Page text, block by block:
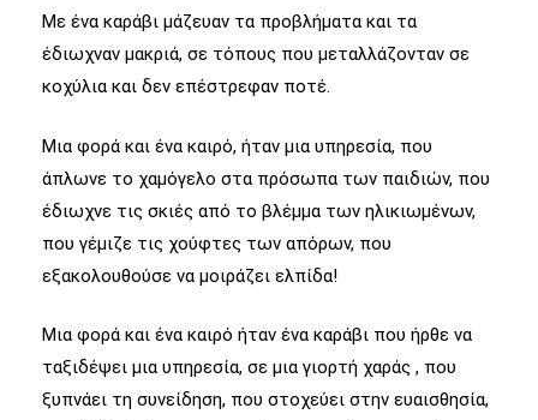
Με ένα καράβι μάζευαν τα προβλήματα και τα
έδιωχναν μακριά, σε τόπους που μεταλλάζονταν σε
κοχύλια και δεν επέστρεφαν ποτέ.
Μια φορά και ένα καιρό, ήταν μια υπηρεσία, που
άπλωνε το χαμόγελο στα πρόσωπα των παιδιών, που
έδιωχνε τις σκιές από το βλέμμα των ηλικιωμένων,
που γέμιζε τις χούφτες των απόρων, που
εξακολουθούσε να μοιράζει ελπίδα!
Μια φορά και ένα καιρό ήταν ένα καράβι που ήρθε να
ταξιδέψει μια υπηρεσία, σε μια γιορτή χαράς , που
ξυπνάει τη συνείδηση, που στοχεύει στην ευαισθησία,